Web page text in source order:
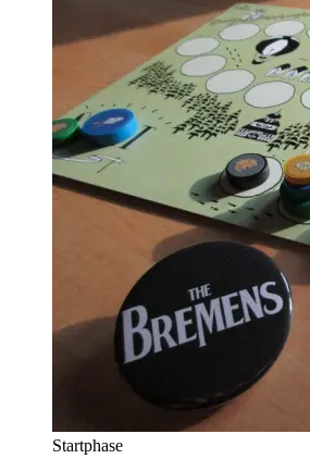
Startphase